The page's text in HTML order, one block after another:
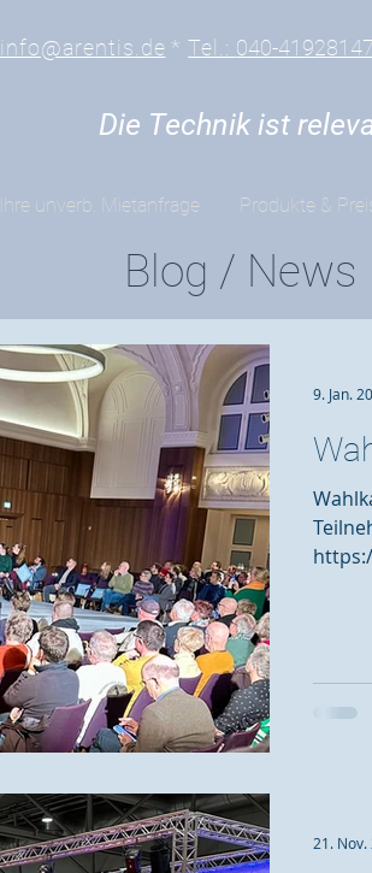
info@arentis.de *Tel.: 040-41928147
Die Technik ist
Ihre unverb. Mietanfrage Produkte &
9. Jan.
21. Nov.
Blog / News